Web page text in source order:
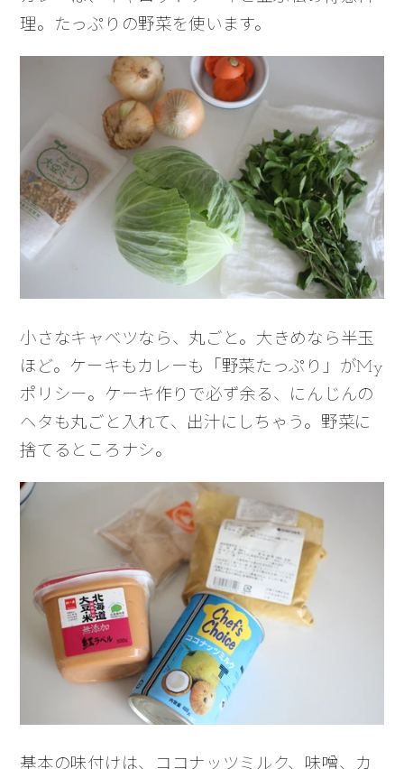
理。たっぷりの野菜を使います。
小さなキャベツなら、丸ごと。大きめなら半玉
ほど。ケーキもカレーも「野菜たっぷり」がMy
ポリシー。ケーキ作りで必ず余る、にんじんの
ヘタも丸ごと入れて、出汁にしちゃう。野菜に
捨てるところナシ。
基本の味付けは、ココナッツミルク、味噌、カ